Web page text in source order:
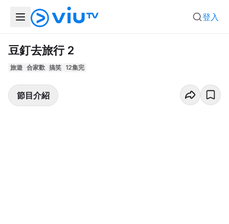
登入
豆釘去旅行 2
旅遊 合家歡 搞笑 12集完
節目介紹